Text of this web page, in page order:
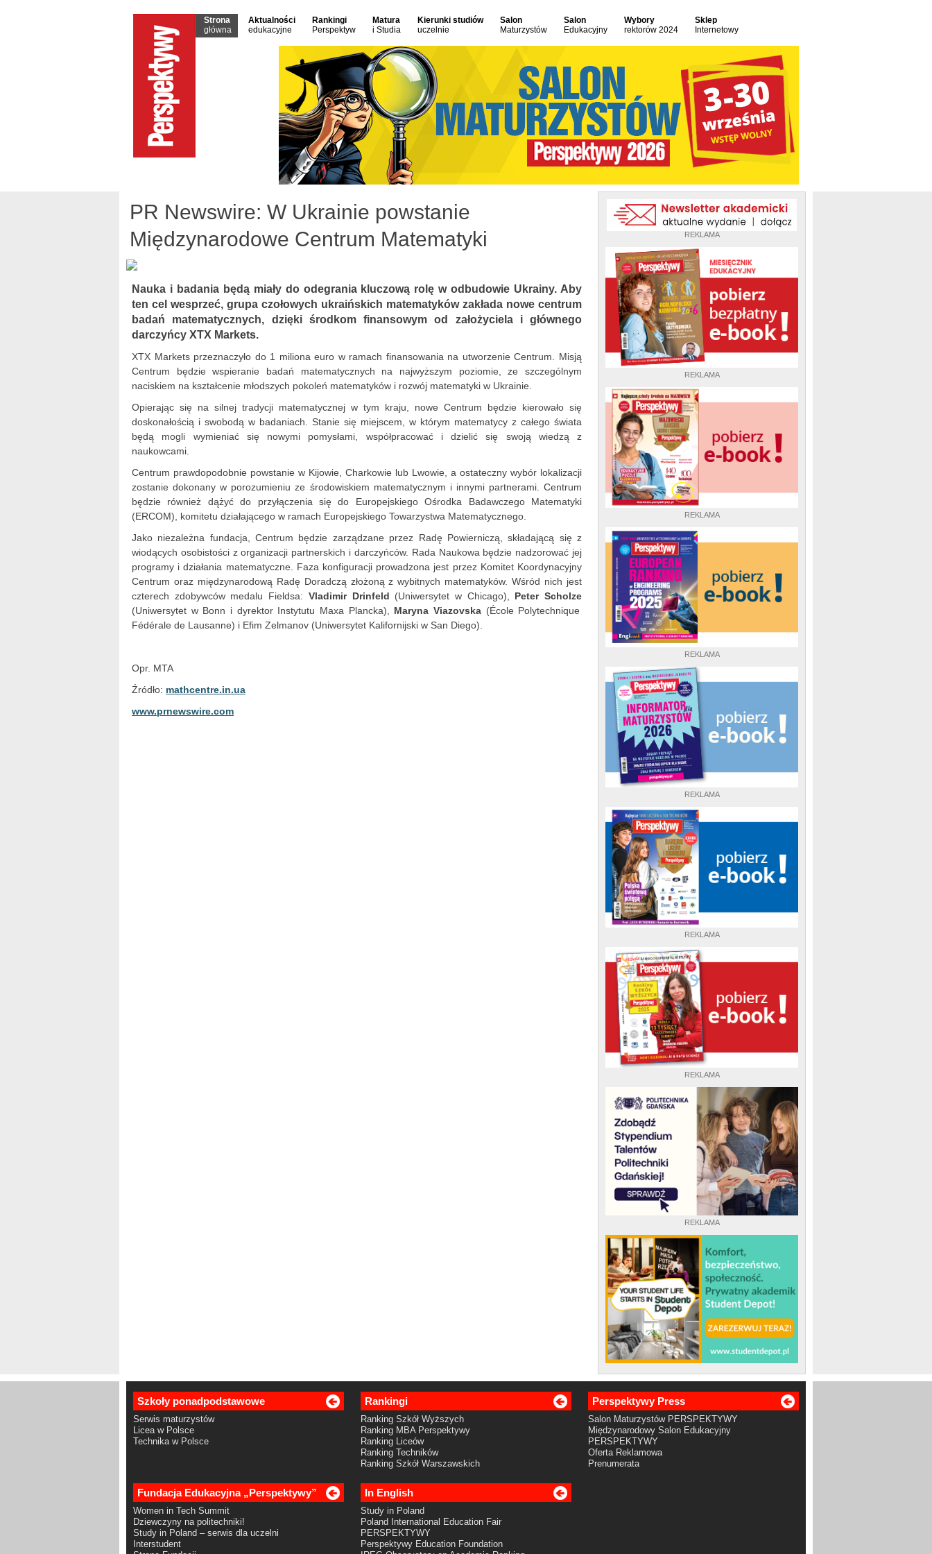
Strona
główna
Aktualności
edukacyjne
Rankingi
Perspektyw
Matura
i Studia
Kierunki studiów
uczelnie
Salon
Maturzystów
Salon
Edukacyjny
Wybory
rektorów 2024
Sklep
Internetowy
REKLAMA
REKLAMA
REKLAMA
REKLAMA
REKLAMA
REKLAMA
REKLAMA
REKLAMA
PR Newswire: W Ukrainie powstanie
Międzynarodowe Centrum Matematyki
Nauka i badania będą miały do odegrania kluczową rolę w odbudowie Ukrainy. Aby
ten cel wesprzeć, grupa czołowych ukraińskich matematyków zakłada nowe centrum
badań matematycznych, dzięki środkom finansowym od założyciela i głównego
darczyńcy XTX Markets.
XTX Markets przeznaczyło do 1 miliona euro w ramach finansowania na utworzenie Centrum. Misją
Centrum będzie wspieranie badań matematycznych na najwyższym poziomie, ze szczególnym
naciskiem na kształcenie młodszych pokoleń matematyków i rozwój matematyki w Ukrainie.
Opierając się na silnej tradycji matematycznej w tym kraju, nowe Centrum będzie kierowało się
doskonałością i swobodą w badaniach. Stanie się miejscem, w którym matematycy z całego świata
będą mogli wymieniać się nowymi pomysłami, współpracować i dzielić się swoją wiedzą z
naukowcami.
Centrum prawdopodobnie powstanie w Kijowie, Charkowie lub Lwowie, a ostateczny wybór lokalizacji
zostanie dokonany w porozumieniu ze środowiskiem matematycznym i innymi partnerami. Centrum
będzie również dążyć do przyłączenia się do Europejskiego Ośrodka Badawczego Matematyki
(ERCOM), komitetu działającego w ramach Europejskiego Towarzystwa Matematycznego.
Jako niezależna fundacja, Centrum będzie zarządzane przez Radę Powierniczą, składającą się z
wiodących osobistości z organizacji partnerskich i darczyńców. Rada Naukowa będzie nadzorować jej
programy i działania matematyczne. Faza konfiguracji prowadzona jest przez Komitet Koordynacyjny
Centrum oraz międzynarodową Radę Doradczą złożoną z wybitnych matematyków. Wśród nich jest
czterech zdobywców medalu Fieldsa: Vladimir Drinfeld (Uniwersytet w Chicago), Peter Scholze
(Uniwersytet w Bonn i dyrektor Instytutu Maxa Plancka), Maryna Viazovska (École Polytechnique
Fédérale de Lausanne) i Efim Zelmanov (Uniwersytet Kalifornijski w San Diego).
Opr. MTA
Źródło: mathcentre.in.ua
www.prnewswire.com
Szkoły ponadpodstawowe
Serwis maturzystów
Licea w Polsce
Technika w Polsce
Rankingi
Ranking Szkół Wyższych
Ranking MBA Perspektywy
Ranking Liceów
Ranking Techników
Ranking Szkół Warszawskich
Perspektywy Press
Salon Maturzystów PERSPEKTYWY
Międzynarodowy Salon Edukacyjny
PERSPEKTYWY
Oferta Reklamowa
Prenumerata
Fundacja Edukacyjna „Perspektywy”
Women in Tech Summit
Dziewczyny na politechniki!
Study in Poland – serwis dla uczelni
Interstudent
In English
Study in Poland
Poland International Education Fair
PERSPEKTYWY
Perspektywy Education Foundation